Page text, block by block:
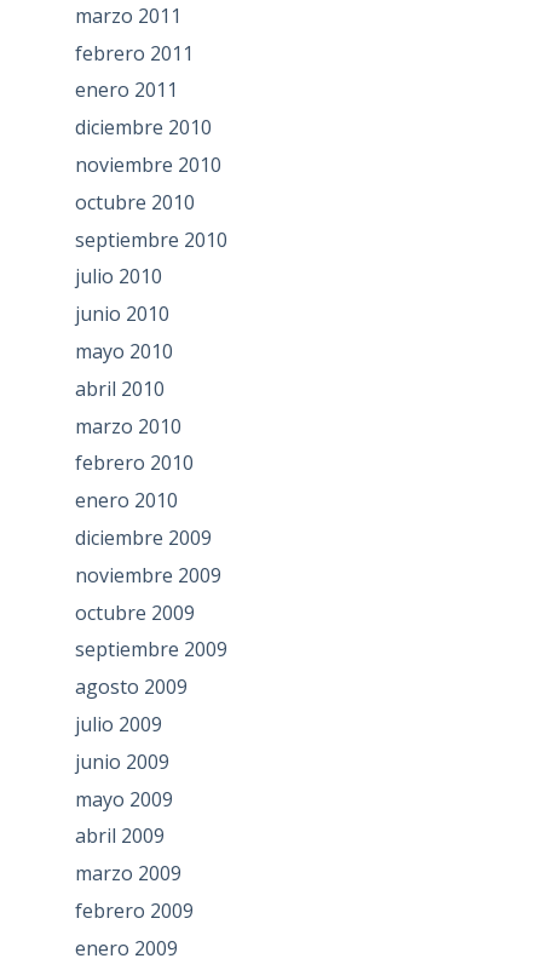
marzo 2011
febrero 2011
enero 2011
diciembre 2010
noviembre 2010
octubre 2010
septiembre 2010
julio 2010
junio 2010
mayo 2010
abril 2010
marzo 2010
febrero 2010
enero 2010
diciembre 2009
noviembre 2009
octubre 2009
septiembre 2009
agosto 2009
julio 2009
junio 2009
mayo 2009
abril 2009
marzo 2009
febrero 2009
enero 2009